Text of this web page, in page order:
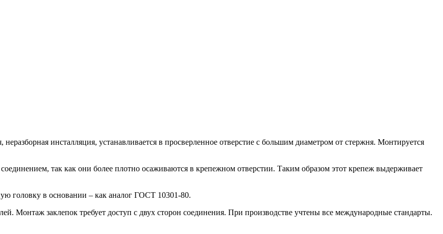
инсталляция, устанавливается в просверленное отверстие с большим диаметром от стержня. Монтируется
так как они более плотно осаживаются в крепежном отверстии. Таким образом этот крепеж выдерживает
головку в основании – как аналог ГОСТ 10301-80.
Монтаж заклепок требует доступ с двух сторон соединения. При производстве учтены все международные стандарты.